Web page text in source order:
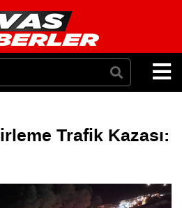
Trafik Kazası: